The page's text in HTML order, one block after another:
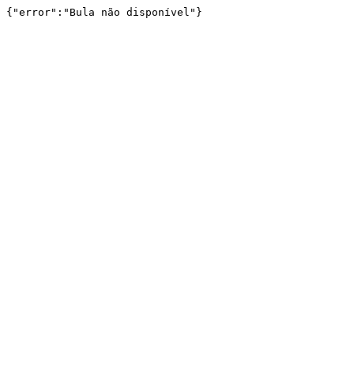
{"error":"Bula não disponível"}